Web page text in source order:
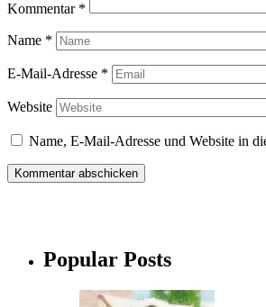
Kommentar *
Name *
E-Mail-Adresse *
Website
Name, E-Mail-Adresse und Website in
Popular Posts